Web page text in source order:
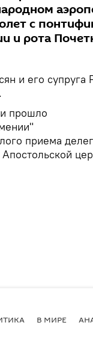
с
и рота
и его супруга
прошло
приема
В МИРЕ